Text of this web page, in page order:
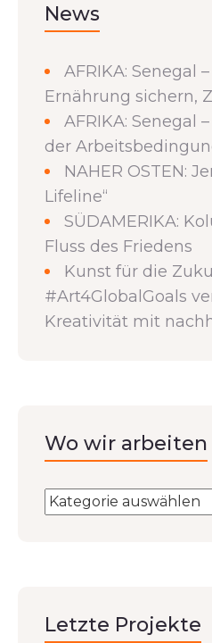
News
AFRIKA: Senegal
Ernährung sichern,
AFRIKA: Senegal
der
NAHER OSTEN:
Lifeline“
SÜDAMERIKA:
Fluss des Friedens
Kunst für die
#Art4GlobalGoals
Kreativität mit
Wo wir arbeiten
Letzte Projekte